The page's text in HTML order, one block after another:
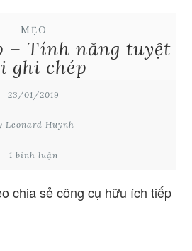
MẸO
– Tính năng tuyệt
ghi chép
23/01/2019
Leonard Huynh
1 bình luận
chia sẻ công cụ hữu ích tiếp